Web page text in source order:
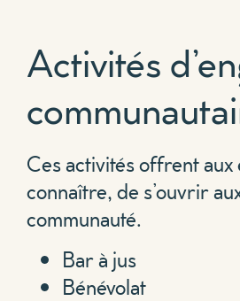
Activités
Ces activités offrent aux
connaître, de s’ouvrir
communauté.
Bar à jus
Bénévolat